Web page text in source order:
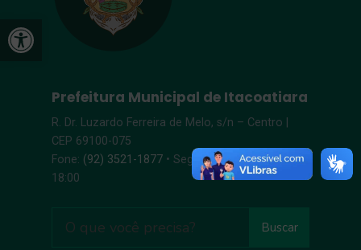
Open toolbar
Prefeitura Municipal de Itacoatiara
R. Dr. Luzardo Ferreira de Melo, s/n – Centro |
CEP 69100-075
Fone: (92) 3521-1877 • Segunda-Sexta, 8:00 –
18:00
Buscar